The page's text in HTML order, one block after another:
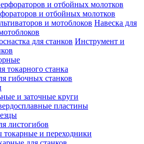
и отбойных молотков
Навеска для
Инструмент и
токарного станка
гибочных станков
и заточные круги
пластины
листогибов
и переходники